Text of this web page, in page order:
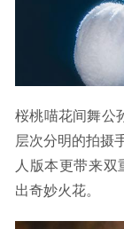
桜桃喵花间舞公
层次分明的拍摄
人版本更带来
出奇妙火花。